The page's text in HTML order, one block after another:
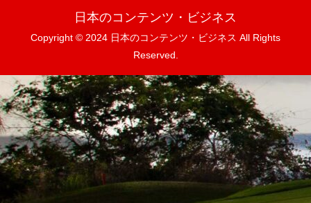
日本のコンテンツ・ビジネス
Copyright © 2024 日本のコンテンツ・ビジネス All Rights
Reserved.